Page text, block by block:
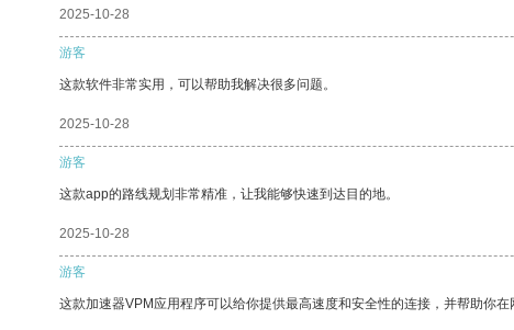
2025-10-28
游客
这款软件非常实用，可以帮助我解决很多问题。
2025-10-28
游客
这款app的路线规划非常精准，让我能够快速到达目的地。
2025-10-28
游客
这款加速器VPM应用程序可以给你提供最高速度和安全性的连接，并帮助你在